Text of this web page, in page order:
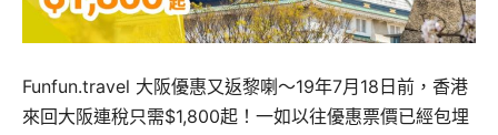
Funfun.travel 大阪優惠又返黎喇～19年7月18日前，香港
來回大阪連稅只需$1,800起！一如以往優惠票價已經包埋